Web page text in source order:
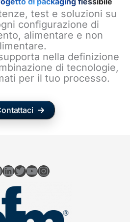
test e soluzioni su
configurazione di
alimentare e non
nella definizione
di tecnologie,
per il tuo processo.
LinkedIn
Twitter
YouTube
Instagram